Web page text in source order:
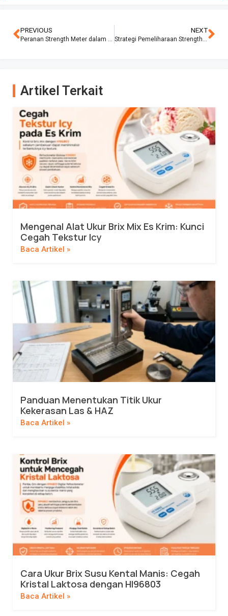
PREVIOUS
Peranan Strength Meter dalam Pengujian Beton Pracetak
NEXT
Strategi Pemeliharaan Strength Meter untuk Pengujian Beton yang Akurat
Artikel Terkait
Mengenal Alat Ukur Brix Mix Es Krim: Kunci
Cegah Tekstur Icy
Baca Artikel »
Panduan Menentukan Titik Ukur
Kekerasan Las & HAZ
Baca Artikel »
Cara Ukur Brix Susu Kental Manis: Cegah
Kristal Laktosa dengan HI96803
Baca Artikel »